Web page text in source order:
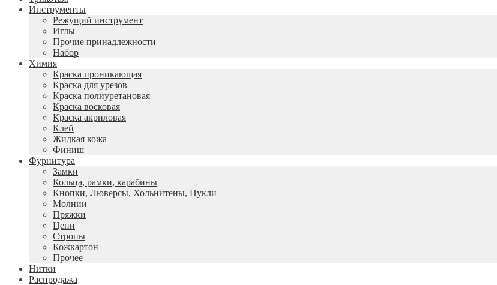
Инструменты
Режущий инструмент
Иглы
Прочие принадлежности
Набор
Химия
Краска проникающая
Краска для урезов
Краска полиуретановая
Краска восковая
Краска акриловая
Клей
Жидкая кожа
Финиш
Фурнитура
Замки
Кольца, рамки, карабины
Кнопки, Люверсы, Хольнитены, Пукли
Молнии
Пряжки
Цепи
Стропы
Кожкартон
Прочее
Нитки
Распродажа